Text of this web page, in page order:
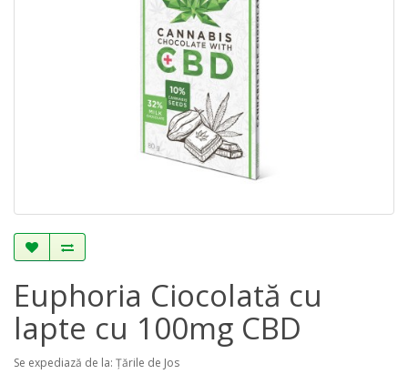
Euphoria Ciocolată cu
lapte cu 100mg CBD
Se expediază de la: Țările de Jos